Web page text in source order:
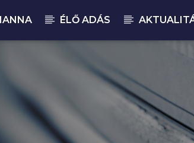
ÉLŐ ADÁS